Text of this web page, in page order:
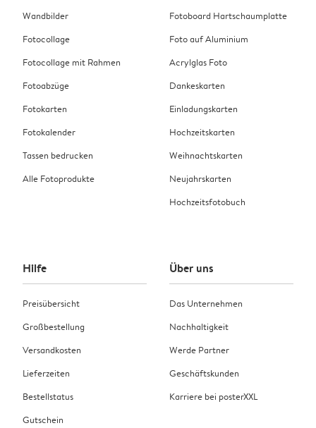
Wandbilder
Fotocollage
Fotocollage mit Rahmen
Fotoabzüge
Fotokarten
Fotokalender
Tassen bedrucken
Alle Fotoprodukte
Fotoboard Hartschaumplatte
Foto auf Aluminium
Acrylglas Foto
Dankeskarten
Einladungskarten
Hochzeitskarten
Weihnachtskarten
Neujahrskarten
Hochzeitsfotobuch
Hilfe
Preisübersicht
Großbestellung
Versandkosten
Lieferzeiten
Bestellstatus
Gutschein
Über uns
Das Unternehmen
Nachhaltigkeit
Werde Partner
Geschäftskunden
Karriere bei posterXXL